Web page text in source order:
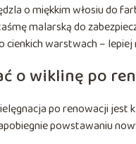
o miękkim włosiu do
malarską do
cienkich warstwach – lepiej
o wiklinę po
po renowacji jest
powstawaniu